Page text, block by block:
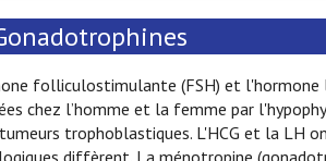
folliculostimulante (FSH) et
chez l’homme et la femme par
trophoblastiques. L'HCG et la LH
diffèrent. La ménotropine